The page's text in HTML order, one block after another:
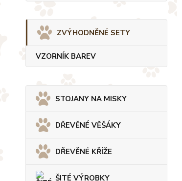
ZVÝHODNĚNÉ SETY
VZORNÍK BAREV
STOJANY NA MISKY
DŘEVĚNÉ VĚŠÁKY
DŘEVĚNÉ KŘÍŽE
ŠITÉ VÝROBKY